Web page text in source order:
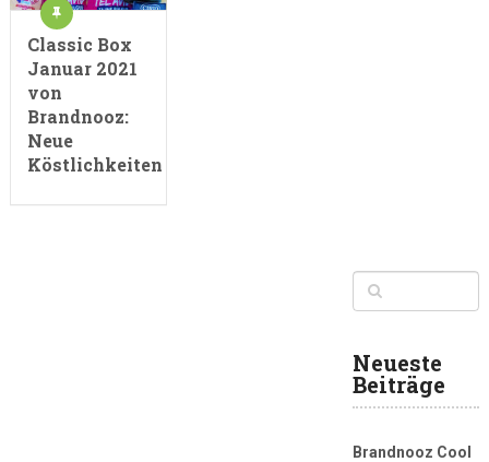
Classic Box
Januar 2021
von
Brandnooz:
Neue
Köstlichkeiten
Neueste
Beiträge
Brandnooz Cool